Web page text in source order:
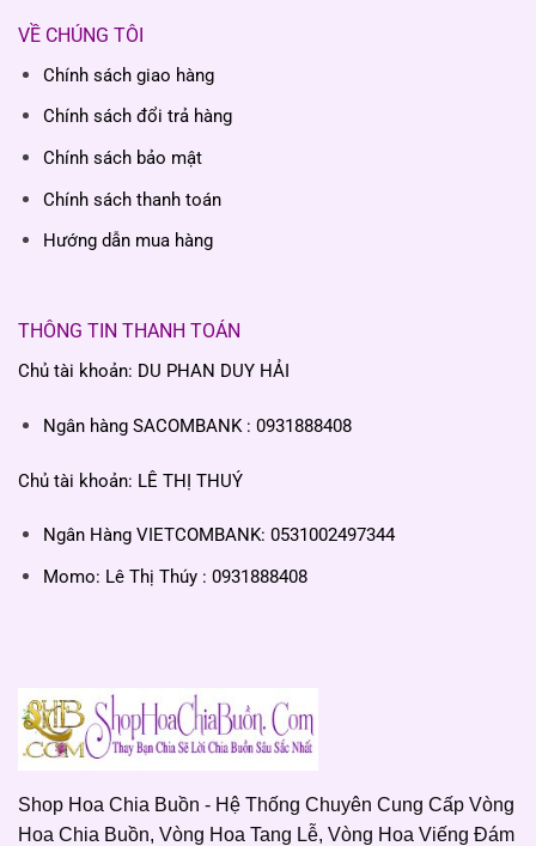
VỀ CHÚNG TÔI
Chính sách giao hàng
Chính sách đổi trả hàng
Chính sách bảo mật
Chính sách thanh toán
Hướng dẫn mua hàng
THÔNG TIN THANH TOÁN
Chủ tài khoản: DU PHAN DUY HẢI
Ngân hàng SACOMBANK : 0931888408
Chủ tài khoản: LÊ THỊ THUÝ
Ngân Hàng VIETCOMBANK: 0531002497344
Momo: Lê Thị Thúy : 0931888408
Shop Hoa Chia Buồn - Hệ Thống Chuyên Cung Cấp Vòng
Hoa Chia Buồn, Vòng Hoa Tang Lễ, Vòng Hoa Viếng Đám